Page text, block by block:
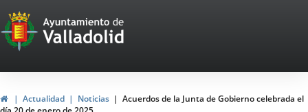
Portal
Web
del
Ayuntamiento
InicioActualidad Noticias
Acuerdos de la Junta de Gobierno celebrada el